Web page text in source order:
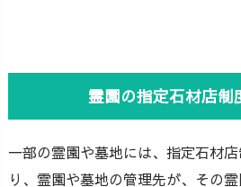
霊園の指定石材店制
一部の霊園や墓地には、指定石材
り、霊園や墓地の管理先が、その